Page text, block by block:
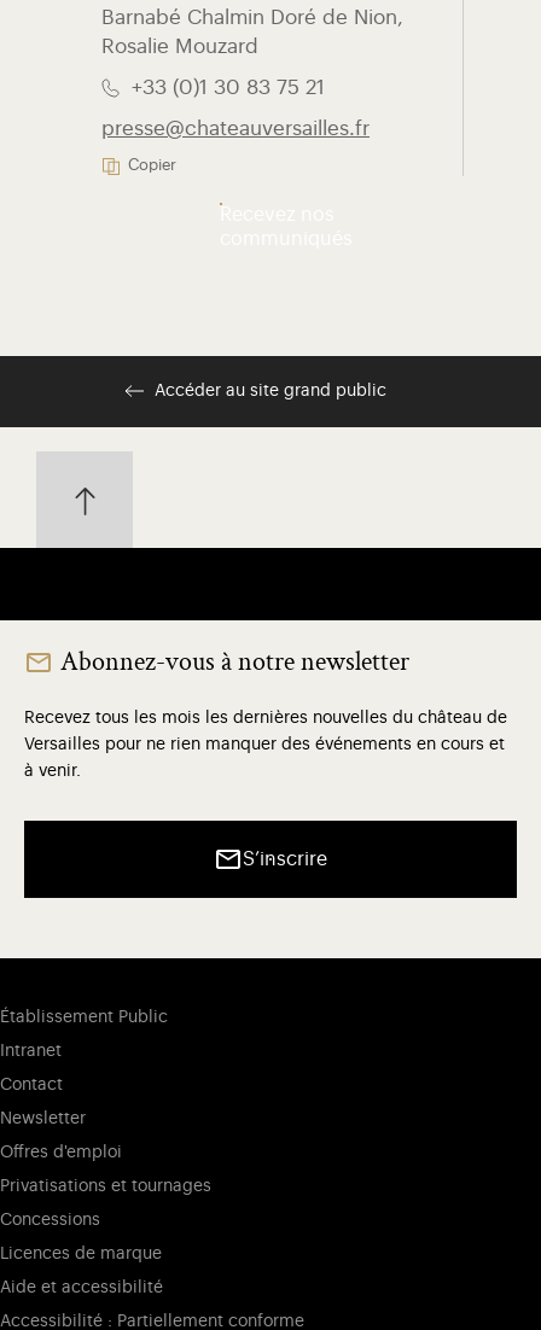
Barnabé Chalmin Doré de Nion,
Rosalie Mouzard
+33 (0)1 30 83 75 21
presse@chateauversailles.fr
Copier
Accéder au site grand public
Abonnez-vous à notre newsletter
Recevez tous les mois les dernières nouvelles du château de
Versailles pour ne rien manquer des événements en cours et
à venir.
S’inscrire
Établissement Public
Intranet
Contact
Newsletter
Offres d'emploi
Privatisations et tournages
Concessions
Licences de marque
Aide et accessibilité
Accessibilité : Partiellement conforme